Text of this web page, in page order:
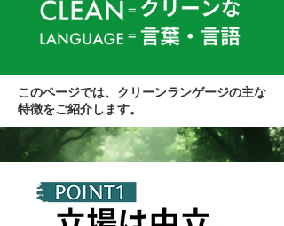
このページでは、クリーンランゲージの主な
特徴をご紹介します。